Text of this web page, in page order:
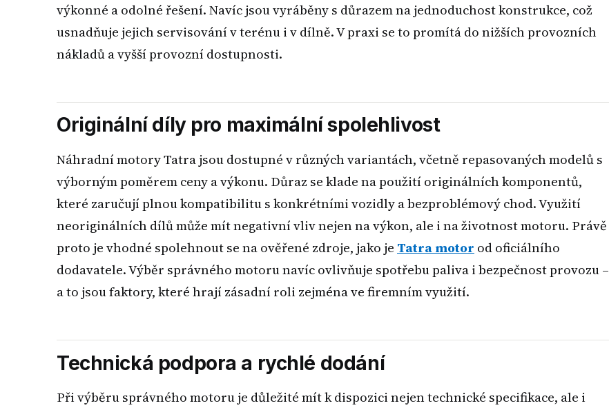
výkonné a odolné řešení. Navíc jsou vyráběny s důrazem na jednoduchost konstrukce, což
usnadňuje jejich servisování v terénu i v dílně. V praxi se to promítá do nižších provozních
nákladů a vyšší provozní dostupnosti.
Originální díly pro maximální spolehlivost
Náhradní motory Tatra jsou dostupné v různých variantách, včetně repasovaných modelů s
výborným poměrem ceny a výkonu. Důraz se klade na použití originálních komponentů,
které zaručují plnou kompatibilitu s konkrétními vozidly a bezproblémový chod. Využití
neoriginálních dílů může mít negativní vliv nejen na výkon, ale i na životnost motoru. Právě
proto je vhodné spolehnout se na ověřené zdroje, jako je Tatra motor od oficiálního
dodavatele. Výběr správného motoru navíc ovlivňuje spotřebu paliva i bezpečnost provozu –
a to jsou faktory, které hrají zásadní roli zejména ve firemním využití.
Technická podpora a rychlé dodání
Při výběru správného motoru je důležité mít k dispozici nejen technické specifikace, ale i